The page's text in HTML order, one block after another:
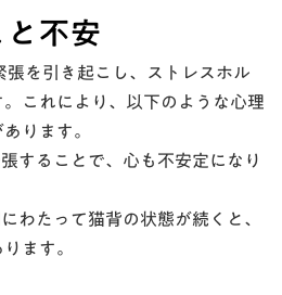
不安
を引き起こし、ストレスホル
これにより、以下のような心理
ります。
することで、心も不安定になり
わたって猫背の状態が続くと、
ます。